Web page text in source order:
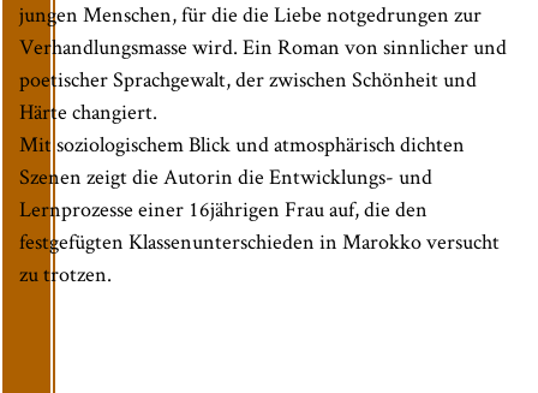
jungen Menschen, für die die Liebe notgedrungen zur
Verhandlungsmasse wird. Ein Roman von sinnlicher und
poetischer Sprachgewalt, der zwischen Schönheit und
Härte changiert.
Mit soziologischem Blick und atmosphärisch dichten
Szenen zeigt die Autorin die Entwicklungs- und
Lernprozesse einer 16jährigen Frau auf, die den
festgefügten Klassenunterschieden in Marokko versucht
zu trotzen.